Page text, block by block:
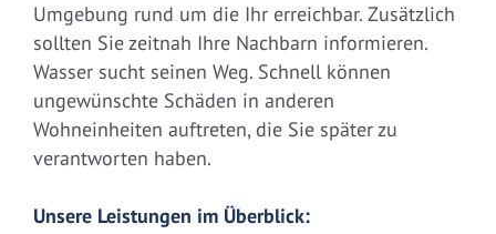
Umgebung rund um die Ihr erreichbar. Zusätzlich
sollten Sie zeitnah Ihre Nachbarn informieren.
Wasser sucht seinen Weg. Schnell können
ungewünschte Schäden in anderen
Wohneinheiten auftreten, die Sie später zu
verantworten haben.
Unsere Leistungen im Überblick: